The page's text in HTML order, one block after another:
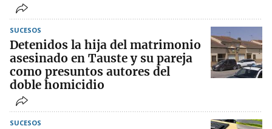
SUCESOS
Detenidos la hija del matrimonio
asesinado en Tauste y su pareja
como presuntos autores del
doble homicidio
SUCESOS